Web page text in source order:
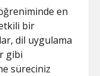
en
bir
dil uygulama
gibi
süreciniz